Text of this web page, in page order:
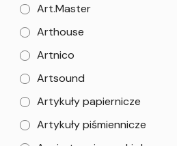
Art.Master
Arthouse
Artnico
Artsound
Artykuły papiernicze
Artykuły piśmiennicze